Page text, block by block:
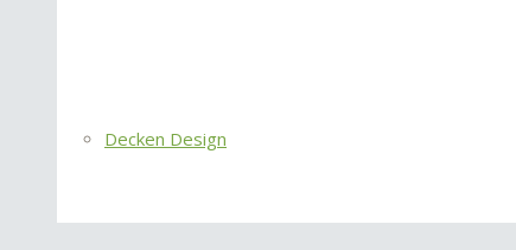
Decken Design